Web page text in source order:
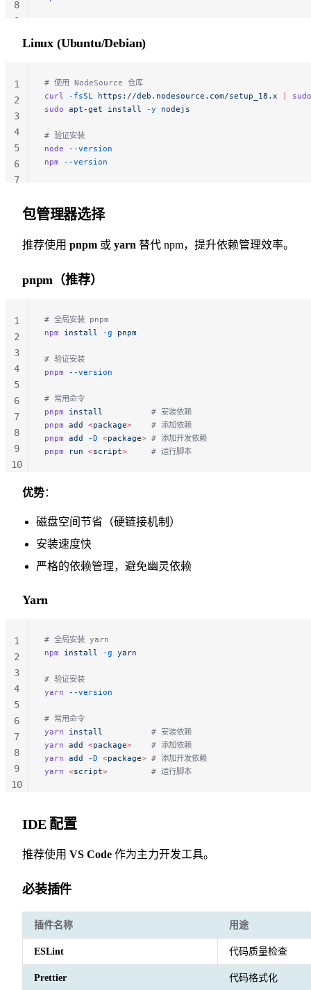
8
9
Linux (Ubuntu/Debian)
# 使用 NodeSource 仓库
curl
-fsSL https://deb.nodesource.com/setup_18.x |
sudo
sudo apt-get install -y nodejs
# 验证安装
node --version
npm --version
1
2
3
4
5
6
7
包管理器选择
推荐使用 pnpm 或 yarn 替代 npm，提升依赖管理效率。
pnpm（推荐）
# 全局安装 pnpm
npm install -g pnpm
# 验证安装
pnpm --version
# 常用命令
pnpm install
          # 安装依赖
pnpm add <package>
    # 添加依赖
pnpm add -D <package> # 添加开发依赖
pnpm run <script>
     # 运行脚本
1
2
3
4
5
6
7
8
9
10
优势：
磁盘空间节省（硬链接机制）
安装速度快
严格的依赖管理，避免幽灵依赖
Yarn
# 全局安装 yarn
npm install -g yarn
# 验证安装
yarn --version
# 常用命令
yarn install
          # 安装依赖
yarn add <package>
    # 添加依赖
yarn add -D <package> # 添加开发依赖
yarn <script>
         # 运行脚本
1
2
3
4
5
6
7
8
9
10
IDE 配置
推荐使用 VS Code 作为主力开发工具。
必装插件
插件名称 用途
ESLint 代码质量检查
Prettier 代码格式化